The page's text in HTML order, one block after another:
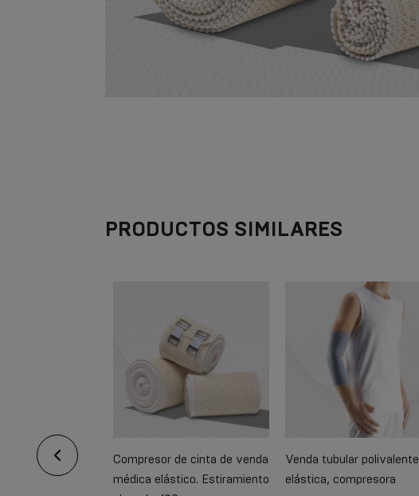
PRODUCTOS SIMILARES
de la muñeca
con una
Compresor de cinta de venda
médica elástico. Estiramiento
Venda tubular polivalente
elástica, compresora